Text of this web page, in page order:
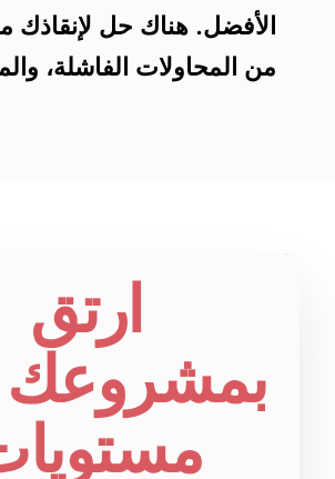
الأفضل. هناك حل لإنقاذك
من المحاولات الفاشلة،
ارتق
بمشروعك